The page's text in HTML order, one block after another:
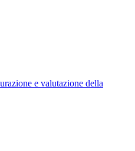
e valutazione della